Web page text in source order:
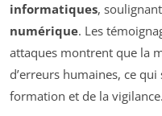
informatiques,
numérique. Les
attaques montrent que la
d’erreurs humaines, ce
formation et de la vigilance.